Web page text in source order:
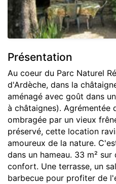
Présentation
Au coeur du Parc Naturel
d'Ardèche, dans la
aménagé avec goût dans
à châtaignes). Agrémentée
ombragée par un vieux
préservé, cette location
amoureux de la nature.
dans un hameau. 33 m²
confort. Une terrasse, un
barbecue pour profiter de